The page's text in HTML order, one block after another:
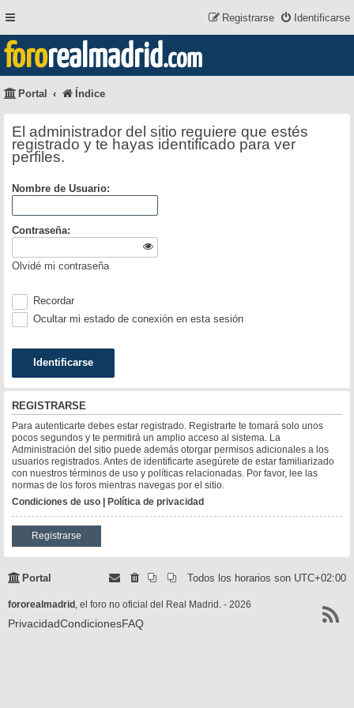
Identificarse
Registrarse
fororealmadrid.com
Portal Índice
El administrador del sitio requiere que estés
registrado y te hayas identificado para ver
perfiles.
Nombre de Usuario:
Contraseña:
Olvidé mi contraseña
Recordar
Ocultar mi estado de conexión en esta sesión
REGISTRARSE
Para autenticarte debes estar registrado. Registrarte te tomará solo unos
pocos segundos y te permitirá un amplio acceso al sistema. La
Administración del sitio puede además otorgar permisos adicionales a los
usuarios registrados. Antes de identificarte asegúrete de estar familiarizado
con nuestros términos de uso y políticas relacionadas. Por favor, lee las
normas de los foros mientras navegas por el sitio.
Condiciones de uso | Política de privacidad
Registrarse
Portal Todos los horarios son UTC+02:00
fororealmadrid , el foro no oficial del Real Madrid. - 2026
PrivacidadCondicionesFAQ